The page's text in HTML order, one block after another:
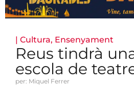
| Cultura, Ensenyament
Reus tindrà
escola de
per: Miquel Ferrer